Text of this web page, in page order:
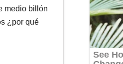
medio billón
¿por qué